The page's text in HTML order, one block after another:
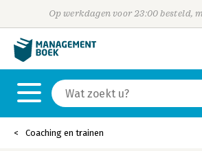
Op werkdagen voor 23:00 besteld,
Coaching en trainen